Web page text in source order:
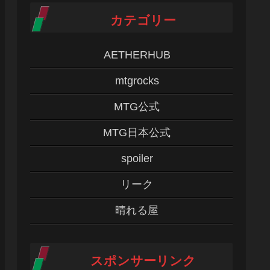
カテゴリー
AETHERHUB
mtgrocks
MTG公式
MTG日本公式
spoiler
リーク
晴れる屋
スポンサーリンク